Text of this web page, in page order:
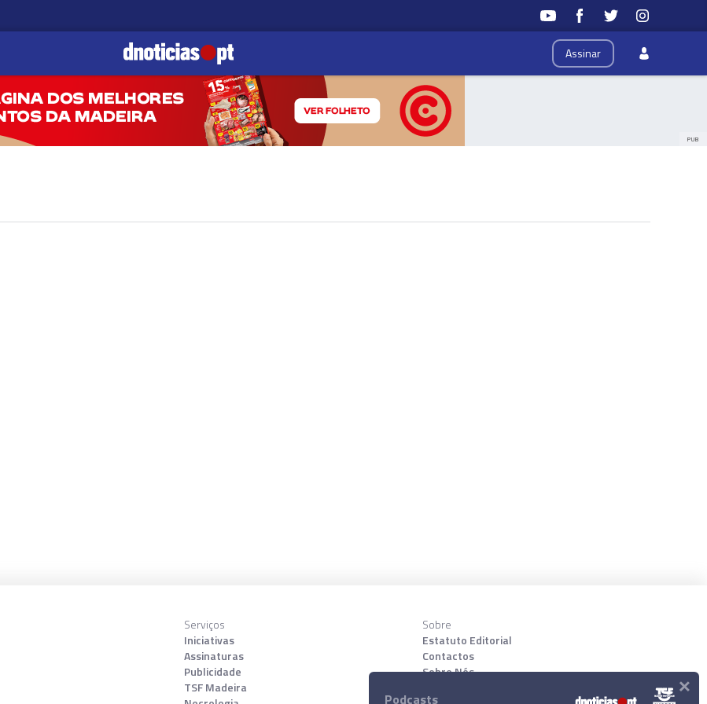
Assinar
PUB
Serviços
Iniciativas
Assinaturas
Publicidade
TSF Madeira
Sobre
Estatuto Editorial
Contactos
Sobre Nós
Podcasts ×